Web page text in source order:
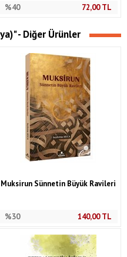
%40 72,00TL
- Diğer Ürünler
Muksirun Sünnetin Büyük Ravileri
%30 140,00TL